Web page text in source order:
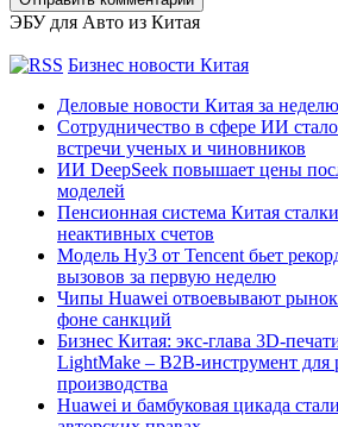
ЭБУ для Авто из Китая
Бизнес новости Китая
Деловые новости Китая за
Сотрудничество в сфере ИИ
встречи ученых и чиновников
ИИ DeepSeek повышает цены
моделей
Пенсионная система Китая
неактивных счетов
Модель Hy3 от Tencent бьет
вызовов за первую неделю
Чипы Huawei отвоевывают
фоне санкций
Бизнес Китая: экс-глава 3D-
LightMake – B2B-инструмент для
производства
Huawei и бамбуковая цикада